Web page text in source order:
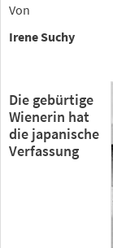
Von
Irene Suchy
Die gebürtige
Wienerin hat
die japanische
Verfassung